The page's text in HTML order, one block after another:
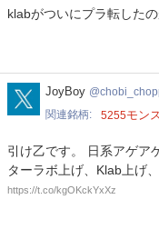
klabがついにプラ転した
chobi_chopper
JoyBoy
関連銘柄
5255モン
引け乙です。 日系アゲア
ターラボ上げ、Klab上げ
https://t.co/kgOKckYxXz